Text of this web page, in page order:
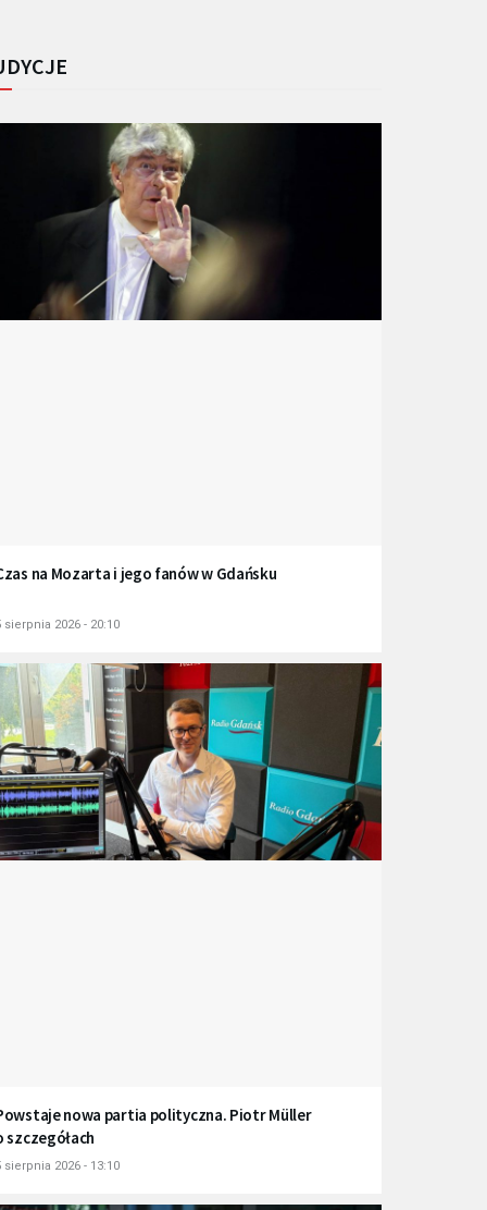
na Mozarta i jego fanów w Gdańsku
sierpnia 2026 - 20:10
nowa partia polityczna. Piotr Müller
szczegółach
sierpnia 2026 - 13:10